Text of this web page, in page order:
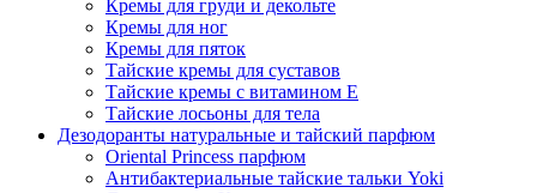
Кремы для груди и декольте
Кремы для ног
Кремы для пяток
Тайские кремы для суставов
Тайские кремы с витамином Е
Тайские лосьоны для тела
Дезодоранты натуральные и тайский парфюм
Oriental Princess парфюм
Антибактериальные тайские тальки Yoki